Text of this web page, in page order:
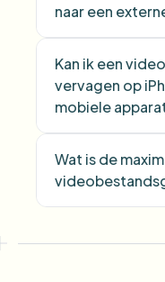
naar een
Kan ik een
vervagen op
mobiele
Wat is de